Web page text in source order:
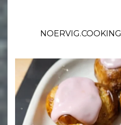
NOERVIG.COOKING